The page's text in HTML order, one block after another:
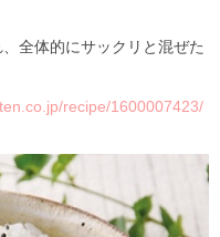
全体的にサックリと混ぜた
recipe/1600007423/